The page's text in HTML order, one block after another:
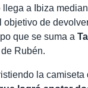
a Ibiza
objetivo de
que se suma a
Rubén.
la camiseta